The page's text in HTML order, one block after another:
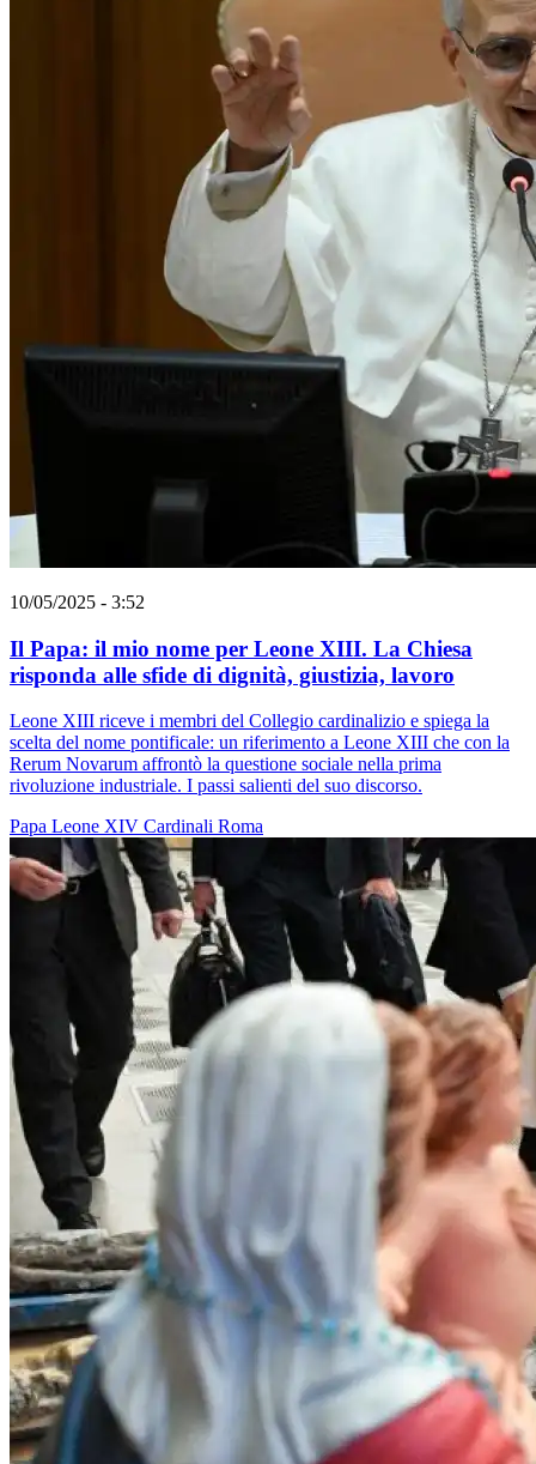
10/05/2025 - 3:52
Il Papa: il mio nome per Leone XIII. La Chiesa
risponda alle sfide di dignità, giustizia, lavoro
Leone XIII riceve i membri del Collegio cardinalizio e spiega la
scelta del nome pontificale: un riferimento a Leone XIII che con la
Rerum Novarum affrontò la questione sociale nella prima
rivoluzione industriale. I passi salienti del suo discorso.
Papa Leone XIV Cardinali Roma